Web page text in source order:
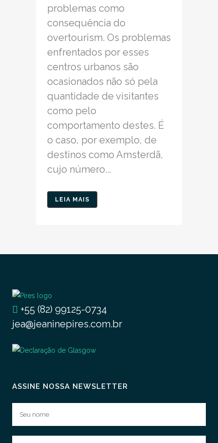
problemas como
consequência do
overtourism. Os problemas
enfrentados por esses
centros urbanos são
ocasionados não só pela
quantidade de visitantes
como pelo
comportamento destes. É
o caso, por exemplo, de
destinos como Amsterdã,
cujo número...
LEIA MAIS
+55 (82) 99125-0734
jea@jeaninepires.com.br
ASSINE NOSSA NEWSLETTER